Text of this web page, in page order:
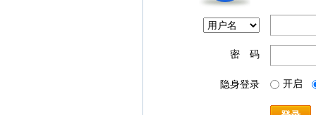
密 码
隐身登录 开启